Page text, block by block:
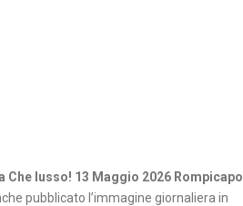
Che lusso! 13 Maggio 2026 Rompicapo
pubblicato l’immagine giornaliera in